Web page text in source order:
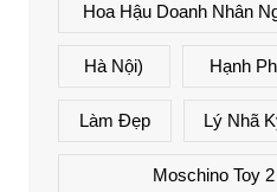
Hoa Hậu Doanh Nhân
Hà Nội) Hạnh
Làm Đẹp Lý Nhã
Moschino Toy